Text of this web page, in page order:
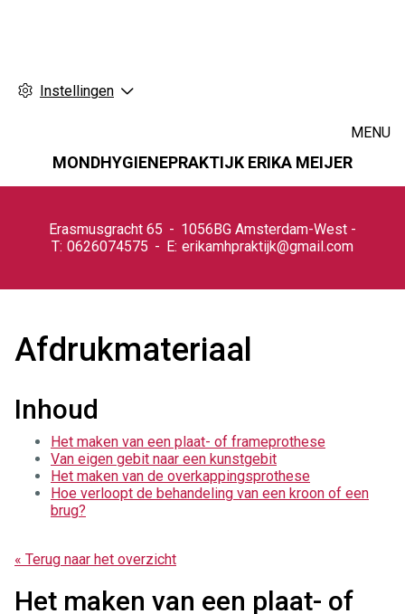
Instellingen
MONDHYGIENEPRAKTIJK ERIKA MEIJER
Hoofdmenu
MENU
Erasmusgracht65 1056BG Amsterdam-West
0626074575
erikamhpraktijk@gmail.com
Afdrukmateriaal
Inhoud
Het maken van een plaat- of frameprothese
Van eigen gebit naar een kunstgebit
Het maken van de overkappingsprothese
Hoe verloopt de behandeling van een kroon of een
brug?
« Terug naar het overzicht
Het maken van een plaat- of